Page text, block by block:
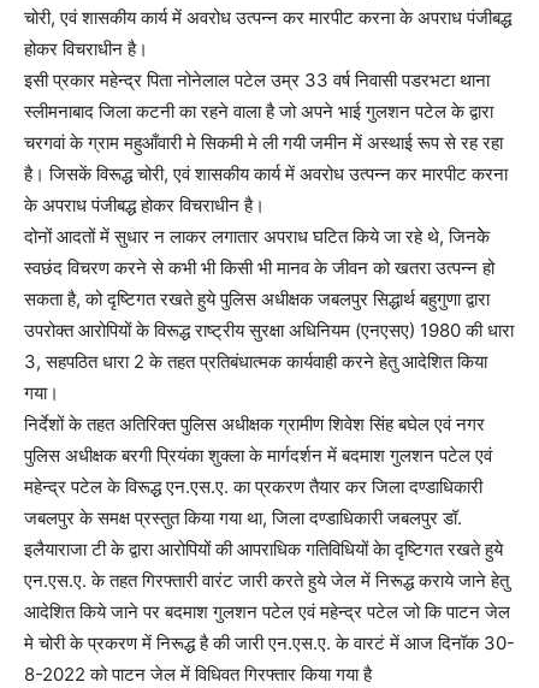
चोरी, एवं शासकीय कार्य में अवरोध उत्पन्न कर मारपीट करना के अपराध पंजीबद्ध
होकर विचराधीन है।
इसी प्रकार महेन्द्र पिता नोनेलाल पटेल उम्र 33 वर्ष निवासी पडरभटा थाना
स्लीमनाबाद जिला कटनी का रहने वाला है जो अपने भाई गुलशन पटेल के द्वारा
चरगवां के ग्राम महुआँवारी मे सिकमी मे ली गयी जमीन में अस्थाई रूप से रह रहा
है। जिसकें विरूद्ध चोरी, एवं शासकीय कार्य में अवरोध उत्पन्न कर मारपीट करना
के अपराध पंजीबद्ध होकर विचराधीन है।
दोनों आदतों में सुधार न लाकर लगातार अपराध घटित किये जा रहे थे, जिनकेे
स्वछंद विचरण करने से कभी भी किसी भी मानव के जीवन को खतरा उत्पन्न हो
सकता है, को दृष्टिगत रखते हुये पुलिस अधीक्षक जबलपुर सिद्धार्थ बहुगुणा द्वारा
उपरोक्त आरोपियों के विरूद्ध राष्ट्रीय सुरक्षा अधिनियम (एनएसए) 1980 की धारा
3, सहपठित धारा 2 के तहत प्रतिबंधात्मक कार्यवाही करने हेतु आदेशित किया
गया।
निर्देशों के तहत अतिरिक्त पुलिस अधीक्षक ग्रामीण शिवेश सिंह बघेल एवं नगर
पुलिस अधीक्षक बरगी प्रियंका शुक्ला के मार्गदर्शन में बदमाश गुलशन पटेल एवं
महेन्द्र पटेल के विरूद्ध एन.एस.ए. का प्रकरण तैयार कर जिला दण्डाधिकारी
जबलपुर के समक्ष प्रस्तुत किया गया था, जिला दण्डाधिकारी जबलपुर डॉ.
इलैयाराजा टी के द्वारा आरोपियों की आपराधिक गतिविधियों केा दृष्टिगत रखते हुये
एन.एस.ए. के तहत गिरफ्तारी वारंट जारी करते हुये जेल में निरूद्ध कराये जाने हेतु
आदेशित किये जाने पर बदमाश गुलशन पटेल एवं महेन्द्र पटेल जो कि पाटन जेल
मे चोरी के प्रकरण में निरूद्ध है की जारी एन.एस.ए. के वारटं में आज दिनॉक 30-
8-2022 को पाटन जेल में विधिवत गिरफ्तार किया गया है